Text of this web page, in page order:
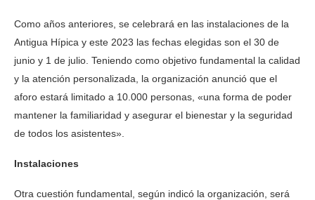
Como años anteriores, se celebrará en las instalaciones de la
Antigua Hípica y este 2023 las fechas elegidas son el 30 de
junio y 1 de julio. Teniendo como objetivo fundamental la calidad
y la atención personalizada, la organización anunció que el
aforo estará limitado a 10.000 personas, «una forma de poder
mantener la familiaridad y asegurar el bienestar y la seguridad
de todos los asistentes».
Instalaciones
Otra cuestión fundamental, según indicó la organización, será